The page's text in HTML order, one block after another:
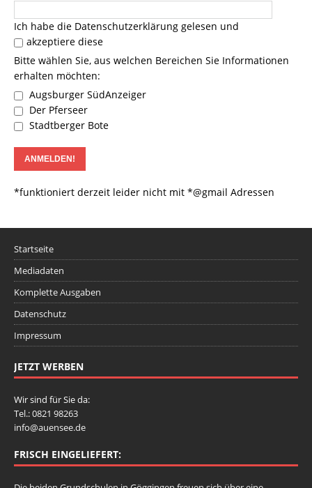
Ich habe die Datenschutzerklärung gelesen und
akzeptiere diese
Bitte wählen Sie, aus welchen Bereichen Sie Informationen
erhalten möchten:
Augsburger SüdAnzeiger
Der Pferseer
Stadtberger Bote
*funktioniert derzeit leider nicht mit *@gmail Adressen
Startseite
Mediadaten
Komplette Ausgaben
Datenschutz
Impressum
JETZT WERBEN
Wir sind für Sie da:
Tel.: 0821 98263
info@auensee.de
FRISCH EINGELIEFERT: